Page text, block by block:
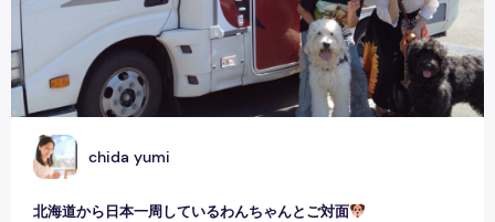
C chida yumi
北海道から日本一周しているわんちゃんとご対面